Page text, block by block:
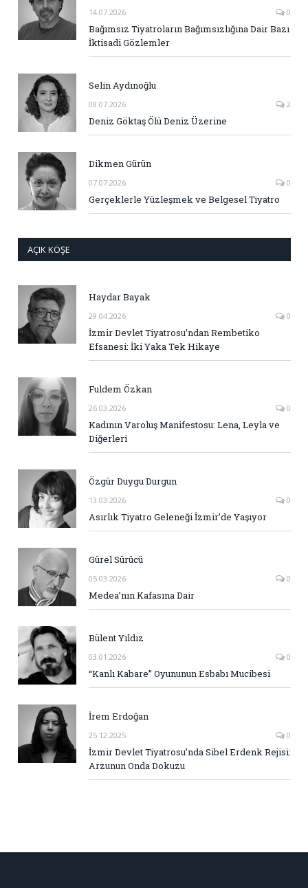
14.07.2026 0
Bağımsız Tiyatroların Bağımsızlığına Dair Bazı
İktisadi Gözlemler
Selin Aydınoğlu
08.07.2026 2
Deniz Göktaş Ölü Deniz Üzerine
Dikmen Gürün
07.07.2026 0
Gerçeklerle Yüzleşmek ve Belgesel Tiyatro
AÇIK KÖŞE
Haydar Bayak
29.04.2026 0
İzmir Devlet Tiyatrosu’ndan Rembetiko
Efsanesi: İki Yaka Tek Hikaye
Fuldem Özkan
26.03.2026 0
Kadının Varoluş Manifestosu: Lena, Leyla ve
Diğerleri
Özgür Duygu Durgun
13.03.2026 0
Asırlık Tiyatro Geleneği İzmir’de Yaşıyor
Gürel Sürücü
05.03.2026 0
Medea’nın Kafasına Dair
Bülent Yıldız
03.01.2026 0
“Kanlı Kabare” Oyununun Esbabı Mucibesi
İrem Erdoğan
25.12.2025 0
İzmir Devlet Tiyatrosu’nda Sibel Erdenk Rejisi:
Arzunun Onda Dokuzu